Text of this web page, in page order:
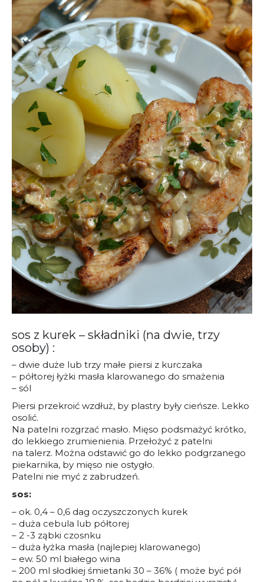
sos z kurek – składniki (na dwie, trzy
osoby) :
– dwie duże lub trzy małe piersi z kurczaka
– półtorej łyżki masła klarowanego do smażenia
– sól
Piersi przekroić wzdłuż, by plastry były cieńsze. Lekko
osolić.
Na patelni rozgrzać masło. Mięso podsmażyć krótko,
do lekkiego zrumienienia. Przełożyć z patelni
na talerz. Można odstawić go do lekko podgrzanego
piekarnika, by mięso nie ostygło.
Patelni nie myć z zabrudzeń.
sos:
– ok. 0,4 – 0,6 dag oczyszczonych kurek
– duża cebula lub półtorej
– 2 -3 ząbki czosnku
– duża łyżka masła (najlepiej klarowanego)
– ew. 50 ml białego wina
– 200 ml słodkiej śmietanki 30 – 36% ( może być pół